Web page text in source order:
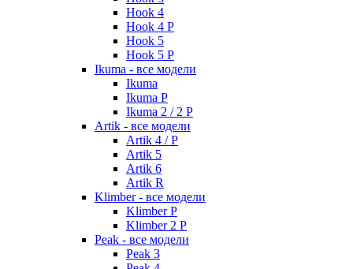
Hook 4
Hook 4 P
Hook 5
Hook 5 P
Ikuma - все модели
Ikuma
Ikuma P
Ikuma 2 / 2 P
Artik - все модели
Artik 4 / P
Artik 5
Artik 6
Artik R
Klimber - все модели
Klimber P
Klimber 2 P
Peak - все модели
Peak 3